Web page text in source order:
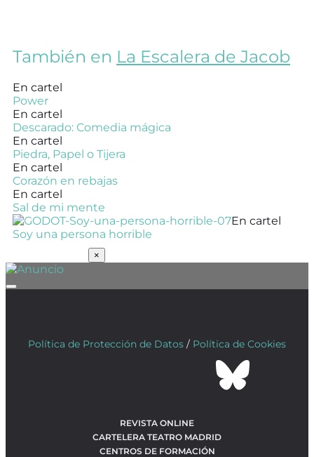
También en La Escalera de Jacob
En cartel
Power
En cartel
Descarado: Comedia mágica
En cartel
Piedra, Papel o Tijera
En cartel
Corazón en rebajas
En cartel
Sal de mi mente
En cartel
Soy una persona horrible
×
Política de Protección de Datos / Política de Cookies
REVISTA ONLINE
CARTELERA TEATRO MADRID
CENTROS DE FORMACIÓN